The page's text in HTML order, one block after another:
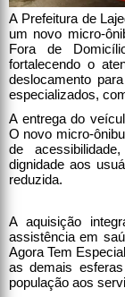
A Prefeitura de
um novo micro-
Fora de
fortalecendo o
deslocamento
especializados,
A entrega do
O novo micro-
de
dignidade aos
reduzida.
A aquisição
assistência em
Agora Tem
as demais
população aos